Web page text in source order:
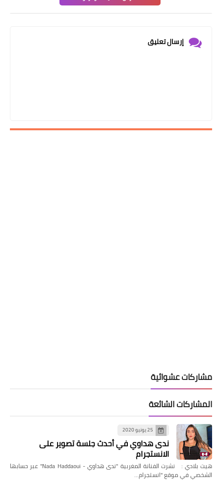
إرسال تعليق
مشاركات عشوائية
المشاركات الشائعة
25 يونيو 2020
ندى هداوي في أحدث جلسة تصوير على
الانستجرام
هيت بلادي : نشرت الفنانة المغربية "ندى هداوي - Nada Haddaoui" عبر حسابها
الشخصي في موقع "انستجرام…